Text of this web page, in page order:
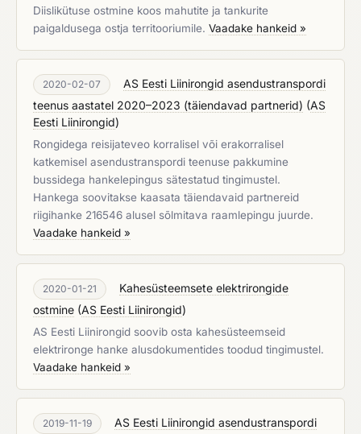
Diislikütuse ostmine koos mahutite ja tankurite
paigaldusega ostja territooriumile. Vaadake hankeid »
2020-02-07
AS Eesti Liinirongid asendustranspordi
teenus aastatel 2020–2023 (täiendavad partnerid) (AS
Eesti Liinirongid)
Rongidega reisijateveo korralisel või erakorralisel
katkemisel asendustranspordi teenuse pakkumine
bussidega hankelepingus sätestatud tingimustel.
Hankega soovitakse kaasata täiendavaid partnereid
riigihanke 216546 alusel sõlmitava raamlepingu juurde.
Vaadake hankeid »
2020-01-21
Kahesüsteemsete elektrirongide
ostmine (AS Eesti Liinirongid)
AS Eesti Liinirongid soovib osta kahesüsteemseid
elektrironge hanke alusdokumentides toodud tingimustel.
Vaadake hankeid »
2019-11-19 AS Eesti Liinirongid asendustranspordi